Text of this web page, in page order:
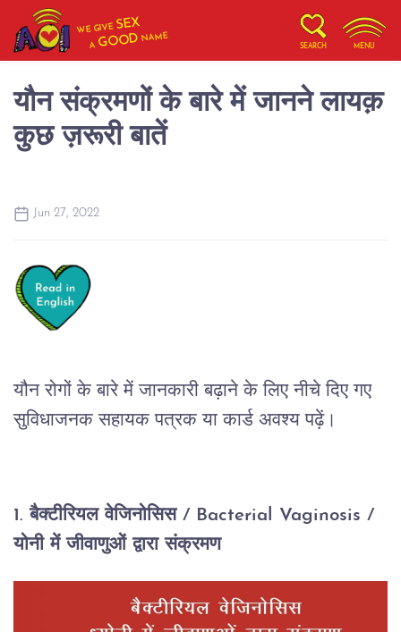
WE GIVESEX
AGOOD NAME
SEARCH MENU
यौन संक्रमणों के बारे में जानने लायक़
कुछ ज़रूरी बातें
Jun 27, 2022
यौन रोगों के बारे में जानकारी बढ़ाने के लिए नीचे दिए गए
सुविधाजनक सहायक पत्रक या कार्ड अवश्य पढ़ें।
1. बैक्टीरियल वेजिनोसिस / Bacterial Vaginosis /
योनी में जीवाणुओं द्वारा संक्रमण